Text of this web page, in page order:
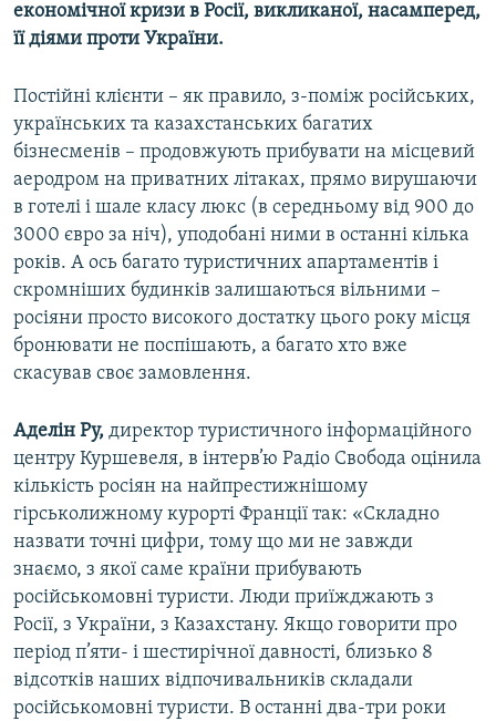
економічної кризи в Росії, викликаної, насамперед,
її діями проти України.
Постійні клієнти – як правило, з-поміж російських,
українських та казахстанських багатих
бізнесменів – продовжують прибувати на місцевий
аеродром на приватних літаках, прямо вирушаючи
в готелі і шале класу люкс (в середньому від 900 до
3000 євро за ніч), уподобані ними в останні кілька
років. А ось багато туристичних апартаментів і
скромніших будинків залишаються вільними –
росіяни просто високого достатку цього року місця
бронювати не поспішають, а багато хто вже
скасував своє замовлення.
Аделін Ру, директор туристичного інформаційного
центру Куршевеля, в інтерв’ю Радіо Свобода оцінила
кількість росіян на найпрестижнішому
гірськолижному курорті Франції так: «Складно
назвати точні цифри, тому що ми не завжди
знаємо, з якої саме країни прибувають
російськомовні туристи. Люди приїжджають з
Росії, з України, з Казахстану. Якщо говорити про
період п’яти- і шестирічної давності, близько 8
відсотків наших відпочивальників складали
російськомовні туристи. В останні два-три роки